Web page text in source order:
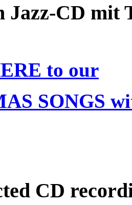
Jazz-CD mit
to our
SONGS
CD